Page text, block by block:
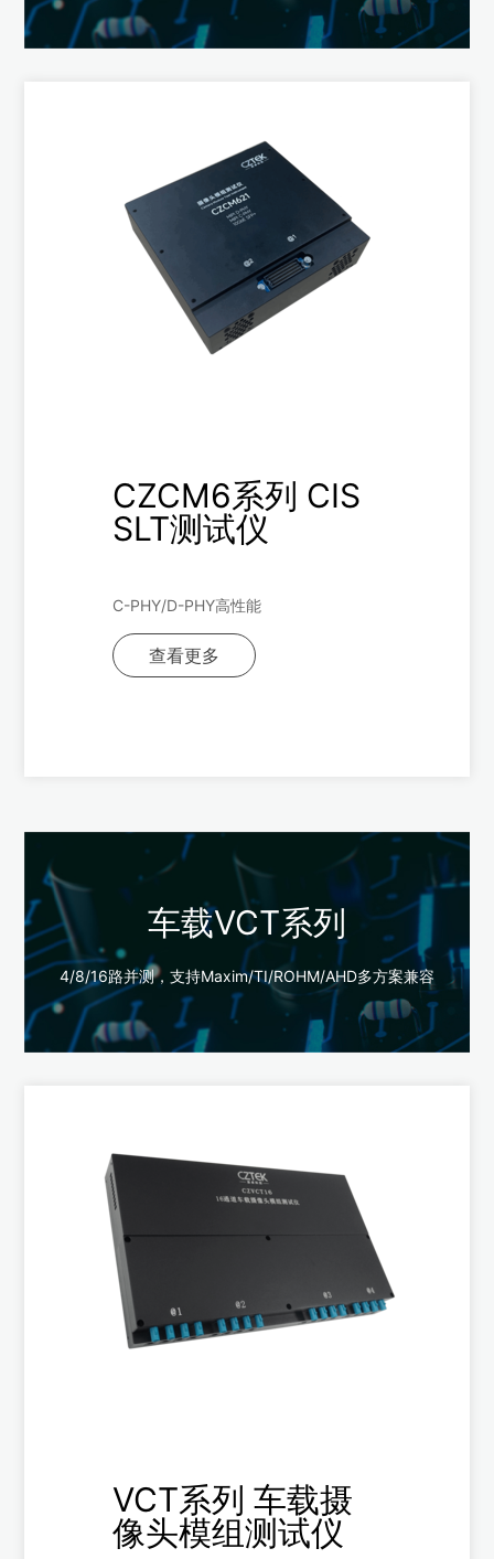
C-PHY最高传输速度2.0Gsps/Trio
D-PHY最高传输速度2.5Gbps/Lane
查看更多
CZCM6系列 CIS
SLT测试仪
C-PHY/D-PHY高性能
查看更多
车载VCT系列
4/8/16路并测，支持Maxim/TI/ROHM/AHD多方案兼容
VCT系列 车载摄
像头模组测试仪